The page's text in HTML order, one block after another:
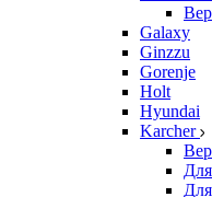
Galaxy
Ginzzu
Gorenje
Holt
Hyundai
Karcher